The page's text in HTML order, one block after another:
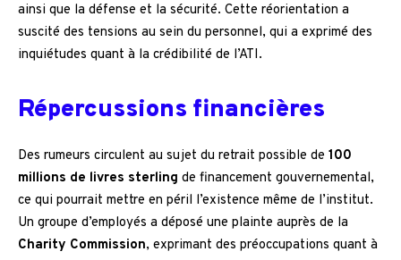
ainsi que la défense et la sécurité. Cette réorientation a
suscité des tensions au sein du personnel, qui a exprimé des
inquiétudes quant à la crédibilité de l’ATI.
Répercussions financières
Des rumeurs circulent au sujet du retrait possible de 100
millions de livres sterling de financement gouvernemental,
ce qui pourrait mettre en péril l’existence même de l’institut.
Un groupe d’employés a déposé une plainte auprès de la
Charity Commission, exprimant des préoccupations quant à